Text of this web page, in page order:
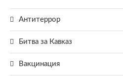
Антитеррор
Битва за Кавказ
Вакцинация